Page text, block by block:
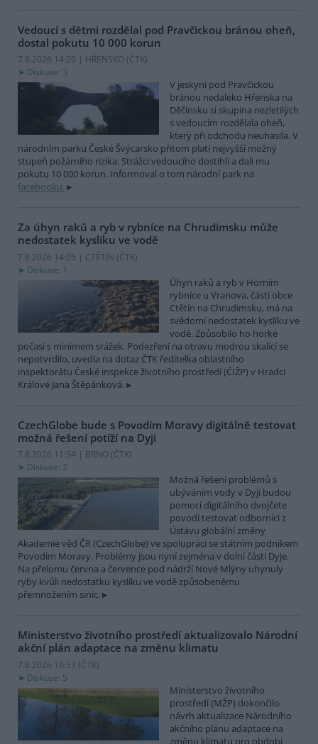
Vedoucí s dětmi rozdělal pod Pravčickou bránou oheň,
dostal pokutu 10 000 korun
7.8.2026 14:20 | HŘENSKO (ČTK)
Diskuse: 3
V jeskyni pod Pravčickou
bránou nedaleko Hřenska na
Děčínsku si skupina nezletilých
s vedoucím rozdělala oheň,
který při odchodu neuhasila. V
národním parku České Švýcarsko přitom platí nejvyšší možný
stupeň požárního rizika. Strážci vedoucího dostihli a dali mu
pokutu 10 000 korun. Informoval o tom národní park na
facebooku.
Za úhyn raků a ryb v rybníce na Chrudimsku může
nedostatek kyslíku ve vodě
7.8.2026 14:05 | CTĚTÍN (ČTK)
Diskuse: 1
Úhyn raků a ryb v Horním
rybníce u Vranova, části obce
Ctětín na Chrudimsku, má na
svědomí nedostatek kyslíku ve
vodě. Způsobilo ho horké
počasí s minimem srážek. Podezření na otravu modrou skalicí se
nepotvrdilo, uvedla na dotaz ČTK ředitelka oblastního
inspektorátu České inspekce životního prostředí (ČIŽP) v Hradci
Králové Jana Štěpánková.
CzechGlobe bude s Povodím Moravy digitálně testovat
možná řešení potíží na Dyji
7.8.2026 11:34 | BRNO (ČTK)
Diskuse: 2
Možná řešení problémů s
ubýváním vody v Dyji budou
pomocí digitálního dvojčete
povodí testovat odborníci z
Ústavu globální změny
Akademie věd ČR (CzechGlobe) ve spolupráci se státním podnikem
Povodím Moravy. Problémy jsou nyní zejména v dolní části Dyje.
Na přelomu června a července pod nádrží Nové Mlýny uhynuly
ryby kvůli nedostatku kyslíku ve vodě způsobenému
přemnožením sinic.
Ministerstvo životního prostředí aktualizovalo Národní
akční plán adaptace na změnu klimatu
7.8.2026 10:53 (ČTK)
Diskuse: 5
Ministerstvo životního
prostředí (MŽP) dokončilo
návrh aktualizace Národního
akčního plánu adaptace na
změnu klimatu pro období